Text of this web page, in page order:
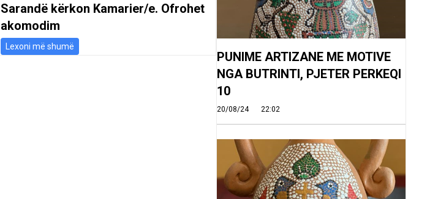
Sarandë kërkon Kamarier/e. Ofrohet
akomodim
Lexoni më shumë
PUNIME ARTIZANE ME MOTIVE
NGA BUTRINTI, PJETER PERKEQI
10
20/08/24 22:02